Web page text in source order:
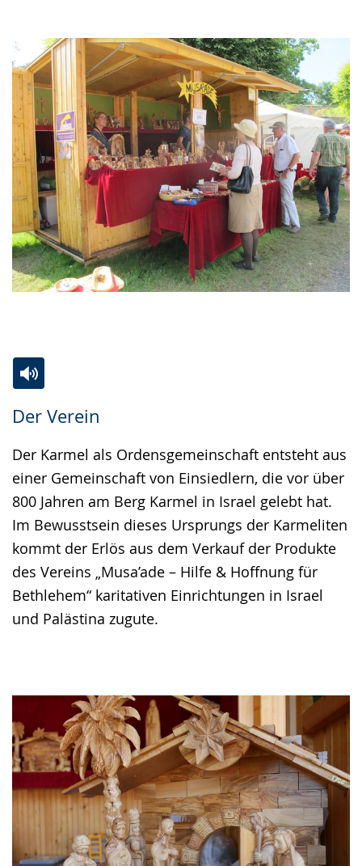
Der Verein
Leichten
Sprache
wechseln.
Audio-
Unterstützung.
Video
in
Deutscher
Gebärdensprache
wird
angezeigt.
Der Karmel als Ordensgemeinschaft entsteht aus
einer Gemeinschaft von Einsiedlern, die vor über
800 Jahren am Berg Karmel in Israel gelebt hat.
Im Bewusstsein dieses Ursprungs der Karmeliten
kommt der Erlös aus dem Verkauf der Produkte
des Vereins „Musa’ade – Hilfe & Hoffnung für
Bethlehem“ karitativen Einrichtungen in Israel
und Palästina zugute.